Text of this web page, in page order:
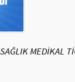
MEDİKAL